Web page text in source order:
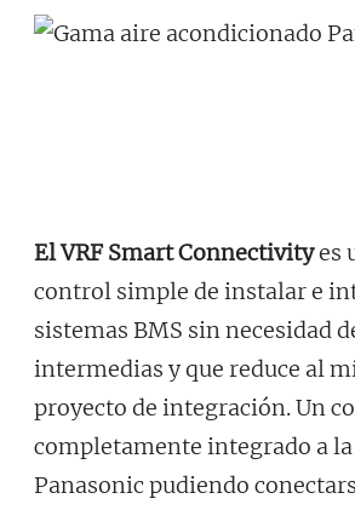
El VRF Smart Connectivityes
control simple de instalar e
sistemas BMS sin necesidad
intermedias y que reduce al
proyecto de integración. Un
completamente integrado a la
Panasonic pudiendo